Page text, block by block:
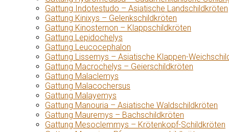
Gattung Indotestudo – Asiatische Landschildkröten
Gattung Kinixys – Gelenkschildkröten
Gattung Kinosternon – Klappschildkröten
Gattung Lepidochelys
Gattung Leucocephalon
Gattung Lissemys – Asiatische Klappen-
Gattung Macrochelys – Geierschildkröten
Gattung Malaclemys
Gattung Malacochersus
Gattung Malayemys
Gattung Manouria – Asiatische Waldschildkröten
Gattung Mauremys – Bachschildkröten
Gattung Mesoclemmys – Krötenkopf-Schildkröten